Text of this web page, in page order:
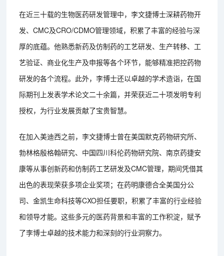
在近三十载的生物医药研发管理中，李文捷博士深耕药物开
发、CMC及CRO/CDMO管理领域，积累了丰富的经验与深
厚的底蕴。他熟悉新药及仿制药的工艺研发、生产转移、工
艺验证、商业化生产及申报等各个环节，能够精准把控药物
研发的各个流程。此外，李博士还以卓越的学术造诣，在国
际期刊上发表学术论文二十余篇，并荣获近二十项发明专利
授权，为行业发展贡献了宝贵智慧。
在加入美迪西之前，李文捷博士曾在美国默克药物研究所、
勃林格殷格翰研究、中国四川科伦药物研究院、南京药捷安
康等从事创新药和仿制药工艺研发及CMC管理，期间凭借其
出色的表现荣获多项企业奖项；在药明康德合全美国分公
司、金凯生命科技等CXO担任要职，积累了丰富的行业经验
和领导才能。这些多元的医药背景和丰富的工作积淀，赋予
了李博士卓越的技术能力和深刻的行业洞察力。